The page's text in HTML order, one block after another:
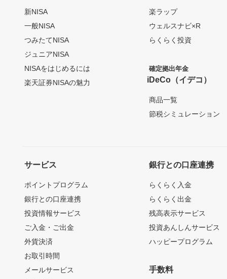
新NISA
一般NISA
つみたてNISA
ジュニアNISA
NISAをはじめるには
楽天証券NISAの魅力
楽ラップ
ウェルスナビ×R
らくらく投資
確定拠出年金
iDeCo（イデコ）
商品一覧
節税シミュレーション
サービス
ポイントプログラム
銀行との口座連携
投資情報サービス
ご入金・ご出金
外貨決済
お取引時間
メールサービス
銀行との口座連携
らくらく入金
らくらく出金
残高表示サービス
投資あんしんサービス
ハッピープログラム
手数料